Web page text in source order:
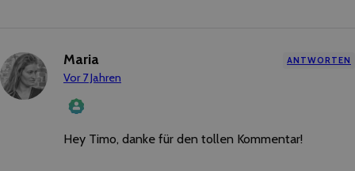
Maria
Vor 7 Jahren
ANTWORTEN
Das „Echte-Person“-Abzeichen!
Anti-
Hey Timo, danke für den tollen Kommentar!